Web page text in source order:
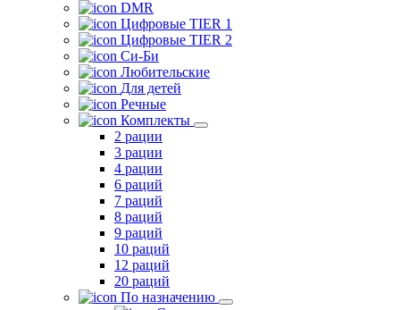
DMR
Цифровые TIER 1
Цифровые TIER 2
Си-Би
Любительские
Для детей
Речные
Комплекты
2 рации
3 рации
4 рации
6 раций
7 раций
8 раций
9 раций
10 раций
12 раций
20 раций
По назначению